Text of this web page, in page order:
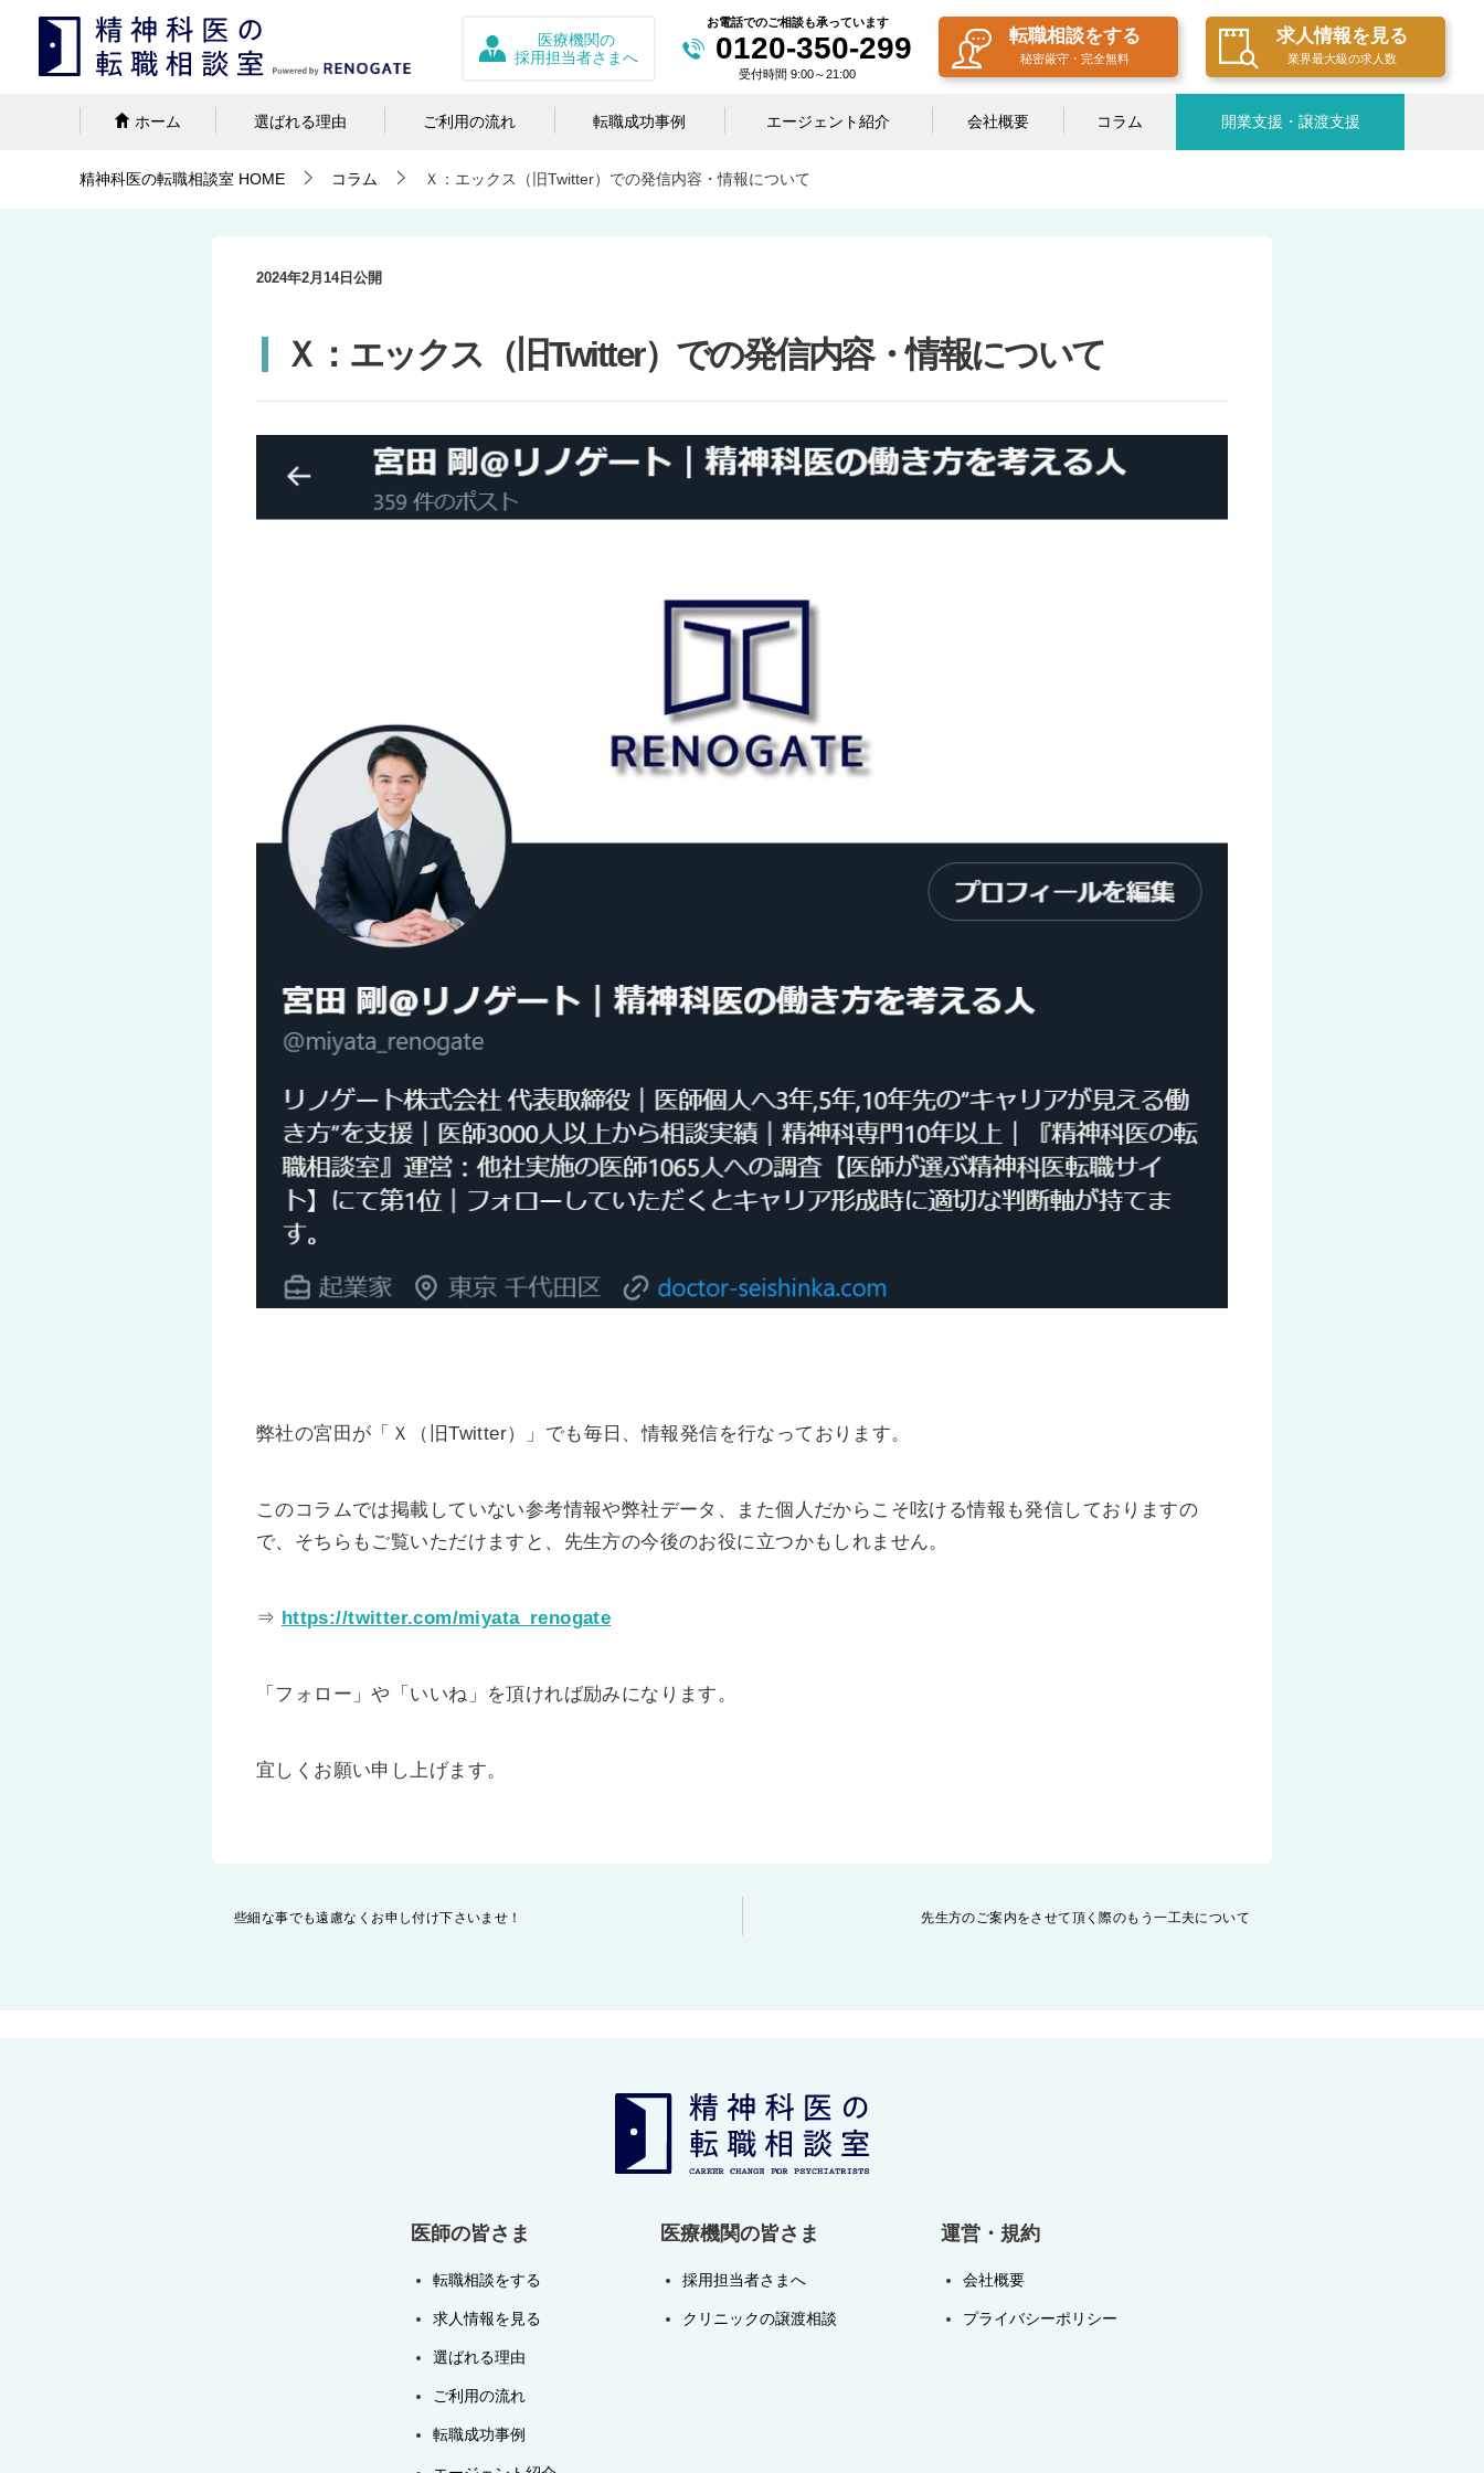
転職相談をする
秘密厳守・完全無料
求人情報を見る
業界最大級の求人数
お電話でのご相談も承っています
0120-350-299
受付時間 9:00～21:00
医療機関の
採用担当者さまへ
ホーム 選ばれる理由 ご利用の流れ 転職成功事例 エージェント紹介 会社概要 コラム 開業支援・譲渡支援
精神科医の転職相談室 HOME コラム Ｘ：エックス（旧Twitter）での発信内容・情報について
2024年2月14日 公開
Ｘ：エックス（旧Twitter）での発信内容・情報について
弊社の宮田が「Ｘ（旧Twitter）」でも毎日、情報発信を行なっております。
このコラムでは掲載していない参考情報や弊社データ、また個人だからこそ呟ける情報も発信しておりますの
で、そちらもご覧いただけますと、先生方の今後のお役に立つかもしれません。
⇒ https://twitter.com/miyata_renogate
「フォロー」や「いいね」を頂ければ励みになります。
宜しくお願い申し上げます。
投些細な事でも遠慮なくお申し付け下さいませ！ 先生方のご案内をさせて頂く際のもう一工夫について
医師の皆さま
転職相談をする
求人情報を見る
選ばれる理由
ご利用の流れ
転職成功事例
医療機関の皆さま
採用担当者さまへ
クリニックの譲渡相談
運営・規約
会社概要
プライバシーポリシー